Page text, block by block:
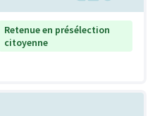
Retenue en présélection
citoyenne